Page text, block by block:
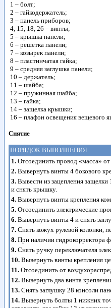
1 – болт;
2 – гайкодержатель;
3 – панель приборов;
4, 15, 18, 26 – винты;
5 – крышка панели;
6 – решетка панели;
7 – козырек панели;
8 – пластинчатая гайка;
9 – средняя заглушка панели;
10 – держатель;
11 – шайба;
12 – пружинная шайба;
13 – гайка;
14 – защелка крышки;
16 – плафон освещения вещевого
Снятие
ПОРЯДОК ВЫПОЛНЕНИЯ
1. Отсоединить провод «масса»
2. Вывернуть винты 4 бокового
3. Вывести из зацепления
и снять крышку.
4. Вывернуть винты крепления
5. Отсоединить электрические
6. Вывернуть винты 4 и снять
7. Снять кожух рулевой колонки,
8. При наличии гидрокорректора
9. Снять ручку переключателя
10. Вывернуть винты крепления
11. Отсоединить от
12. Вывернуть два винта
13. Снять заглушку 28 консоли
14. Вывернуть болты 1 нижних